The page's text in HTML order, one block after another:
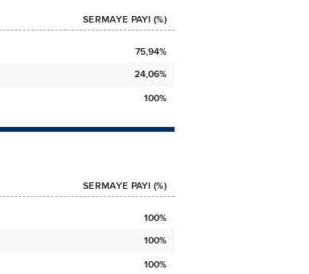
SERMAYE PAYI (%)
75,94%
24,06%
100%
SERMAYE PAYI (%)
100%
100%
100%